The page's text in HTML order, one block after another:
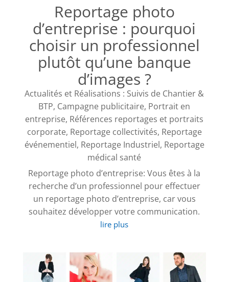
Reportage photo
d’entreprise : pourquoi
choisir un professionnel
plutôt qu’une banque
d’images ?
Actualités et Réalisations : Suivis de Chantier &
BTP, Campagne publicitaire, Portrait en
entreprise, Références reportages et portraits
corporate, Reportage collectivités, Reportage
événementiel, Reportage Industriel, Reportage
médical santé
Reportage photo d’entreprise: Vous êtes à la
recherche d’un professionnel pour effectuer
un reportage photo d’entreprise, car vous
souhaitez développer votre communication.
lire plus